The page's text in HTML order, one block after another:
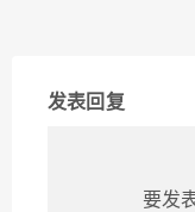
发表回复
要发